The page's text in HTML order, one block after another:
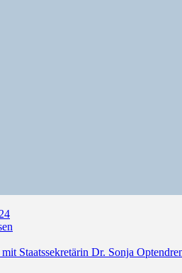
Staatssekretärin Dr. Sonja